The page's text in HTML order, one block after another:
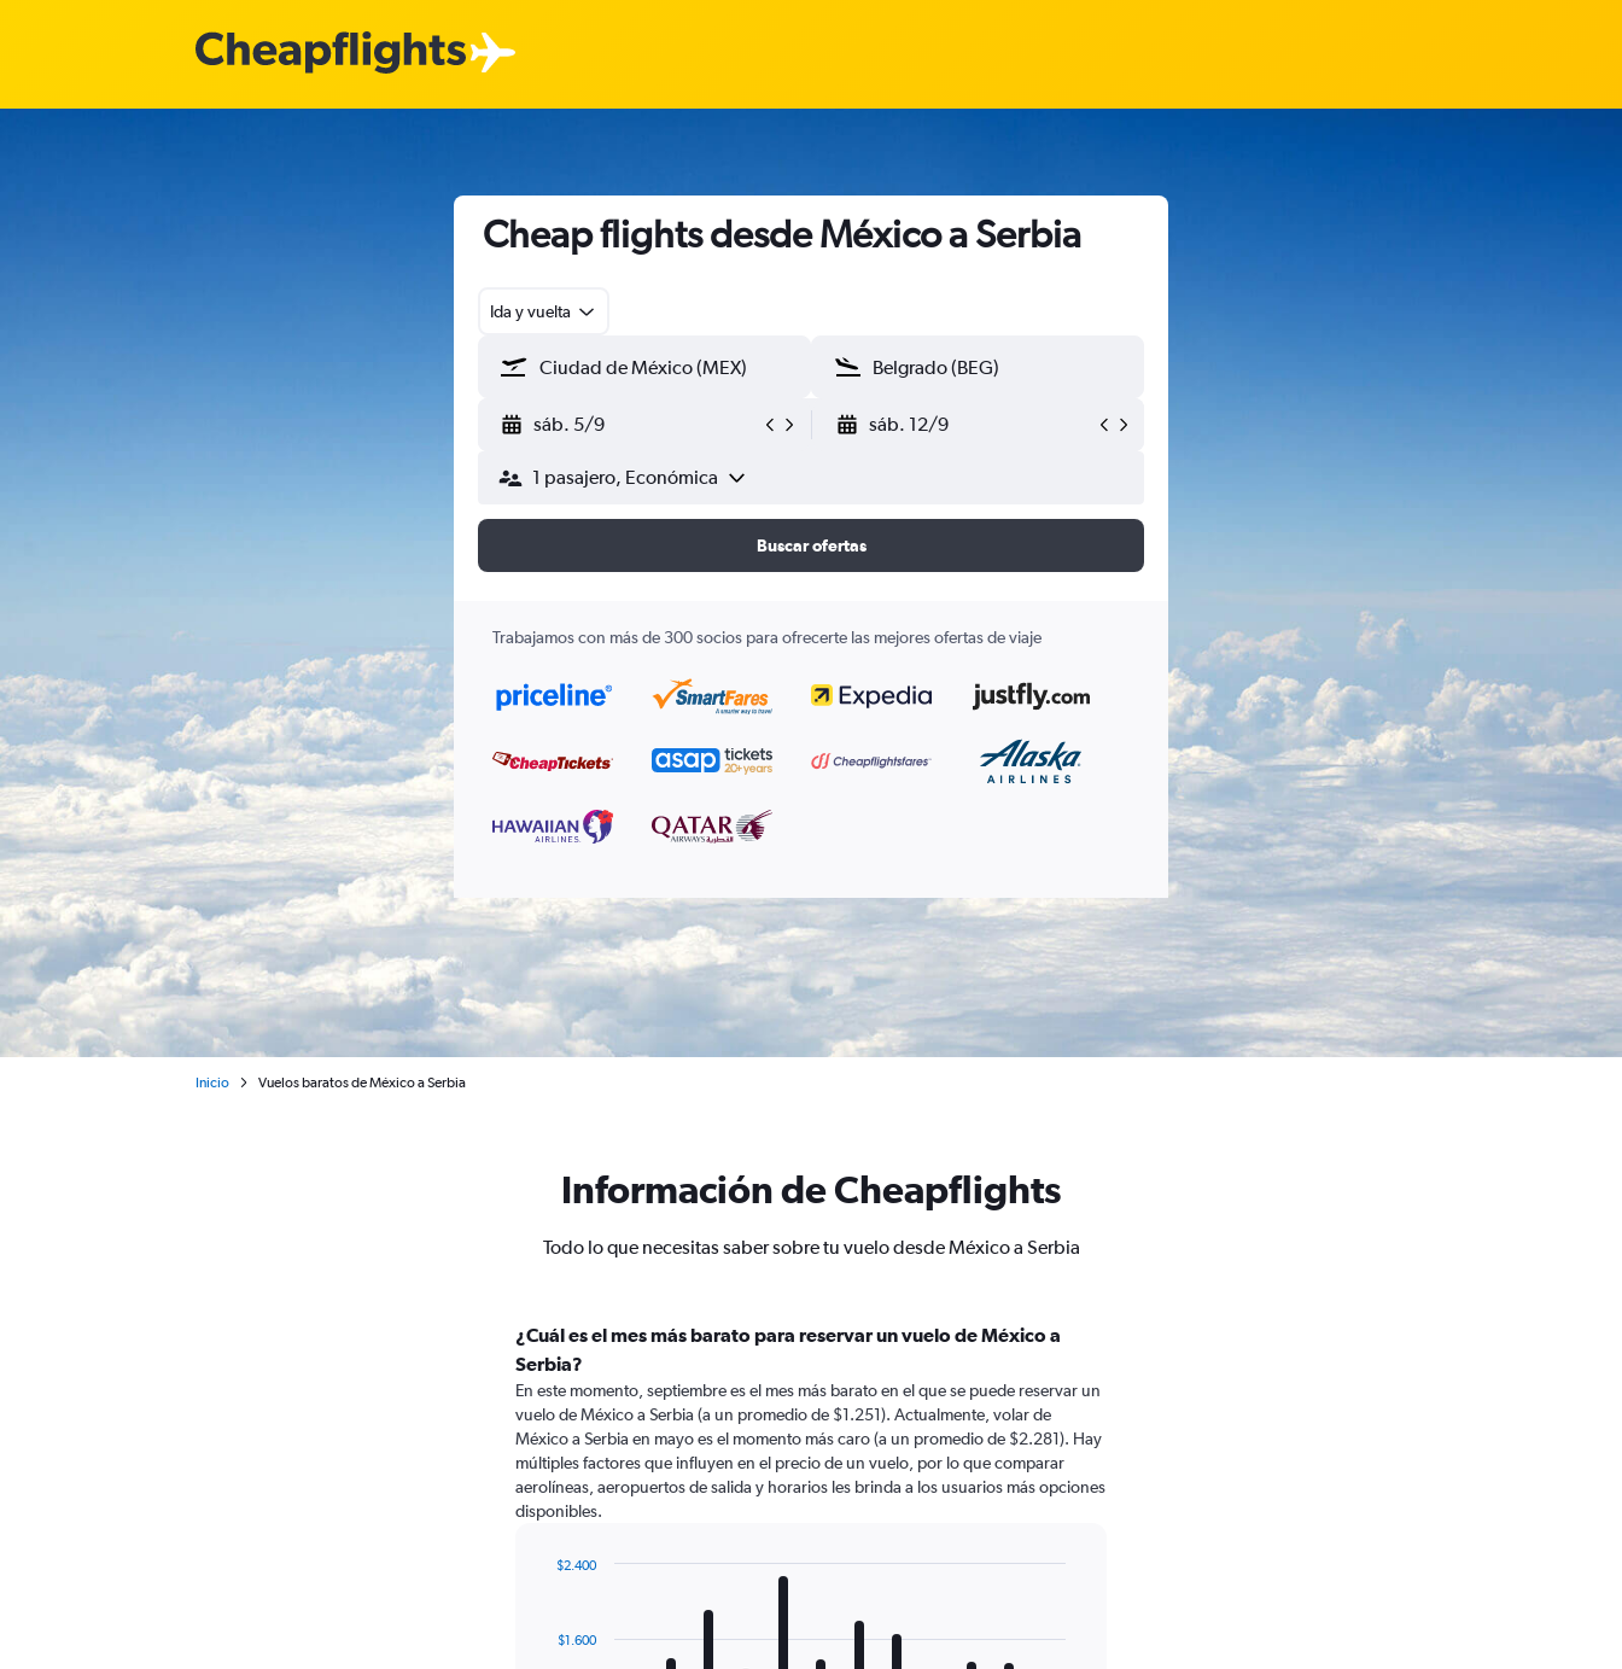
Cheap flights desde México a Serbia
Ida y vuelta
sáb. 5/9 sáb. 12/9
1 pasajero, Económica
Buscar ofertas
Trabajamos con más de 300 socios para ofrecerte las mejores ofertas de viaje
Inicio Vuelos baratos de México a Serbia
Información de Cheapflights
Todo lo que necesitas saber sobre tu vuelo desde México a Serbia
¿Cuál es el mes más barato para reservar un vuelo de México a
Serbia?
En este momento, septiembre es el mes más barato en el que se puede reservar un
vuelo de México a Serbia (a un promedio de $1.251). Actualmente, volar de
México a Serbia en mayo es el momento más caro (a un promedio de $2.281). Hay
múltiples factores que influyen en el precio de un vuelo, por lo que comparar
aerolíneas, aeropuertos de salida y horarios les brinda a los usuarios más opciones
disponibles.
12$1.600
$2.400